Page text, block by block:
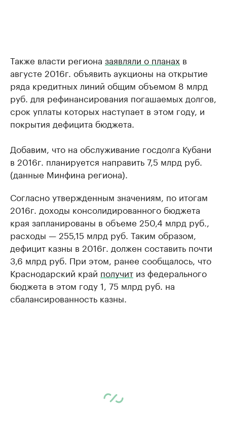
Также власти региона заявляли о планах в
августе 2016г. объявить аукционы на открытие
ряда кредитных линий общим объемом 8 млрд
руб. для рефинансирования погашаемых долгов,
срок уплаты которых наступает в этом году, и
покрытия дефицита бюджета.
Добавим, что на обслуживание госдолга Кубани
в 2016г. планируется направить 7,5 млрд руб.
(данные Минфина региона).
Согласно утвержденным значениям, по итогам
2016г. доходы консолидированного бюджета
края запланированы в объеме 250,4 млрд руб.,
расходы — 255,15 млрд руб. Таким образом,
дефицит казны в 2016г. должен составить почти
3,6 млрд руб. При этом, ранее сообщалось, что
Краснодарский край получит из федерального
бюджета в этом году 1, 75 млрд руб. на
сбалансированность казны.